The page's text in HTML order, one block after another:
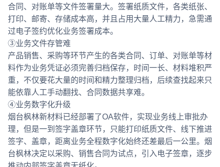
合同、对账单等文件签署量大。签署纸质文件，各类纸张、
打印、邮寄、存储成本高，并且占用大量人工精力，急需通
过电子签约优化业务签署成本。
③业务文件存管难
产品销售、采购等环节产生的各类合同、订单、对账单等材
料作为业务凭证必须完善归档保存，时间一长、材料堆积严
重，不仅要花大量的时间和精力整理归档，后续查找起来只
能依靠人工手动翻找、合同数据共享难。
④业务数字化升级
烟台枫林新材料已经部署了OA软件，实现业务线上审批办
理，但是一到签字盖章环节，只能打印纸质文件、线下推进
签字、盖章，距离业务全程数字化始终还差最后一公里。烟
台枫林决定以采购、销售合同为试点，引入电子签章，逐步